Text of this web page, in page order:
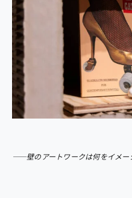
――壁のアートワークは何をイメー